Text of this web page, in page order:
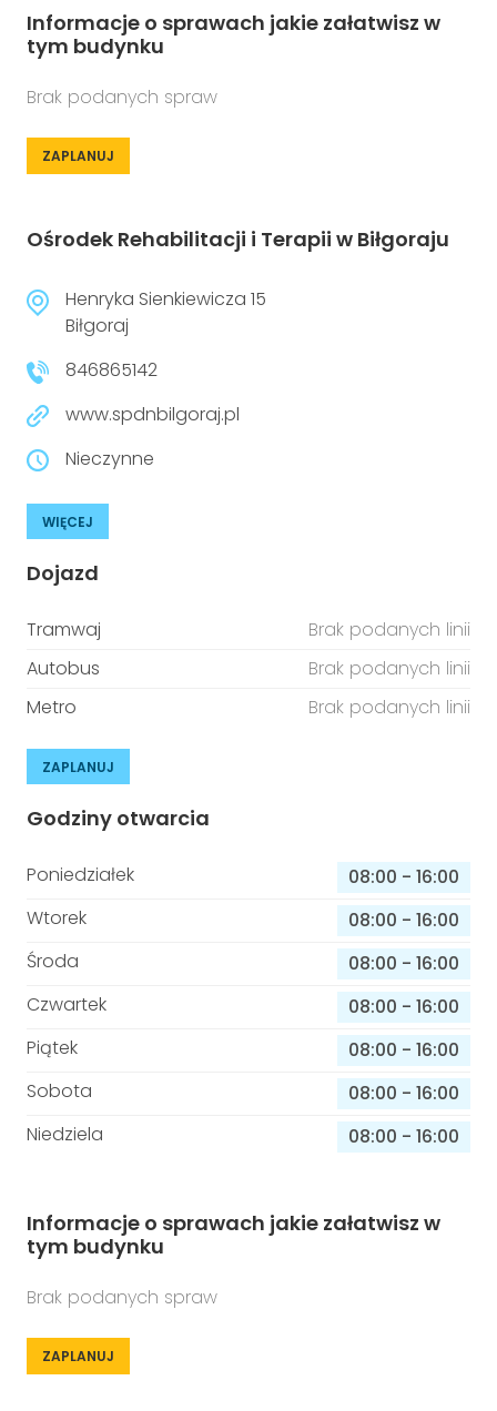
Informacje o sprawach jakie załatwisz w
tym budynku
Brak podanych spraw
ZAPLANUJ
Ośrodek Rehabilitacji i Terapii w Biłgoraju
Henryka Sienkiewicza 15
Biłgoraj
846865142
www.spdnbilgoraj.pl
Nieczynne
WIĘCEJ
Dojazd
Tramwaj
Brak podanych linii
Autobus
Brak podanych linii
Metro
Brak podanych linii
ZAPLANUJ
Godziny otwarcia
Poniedziałek 08:00 - 16:00
Wtorek
08:00 - 16:00
Środa
08:00 - 16:00
Czwartek
08:00 - 16:00
Piątek
08:00 - 16:00
Sobota
08:00 - 16:00
Niedziela
08:00 - 16:00
Informacje o sprawach jakie załatwisz w
tym budynku
Brak podanych spraw
ZAPLANUJ